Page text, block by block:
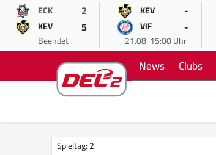
ECK 2
KEV 5
Beendet
KEV -
VIF -
21.08. 15:00 Uhr
News Clubs
Spieltag: 2